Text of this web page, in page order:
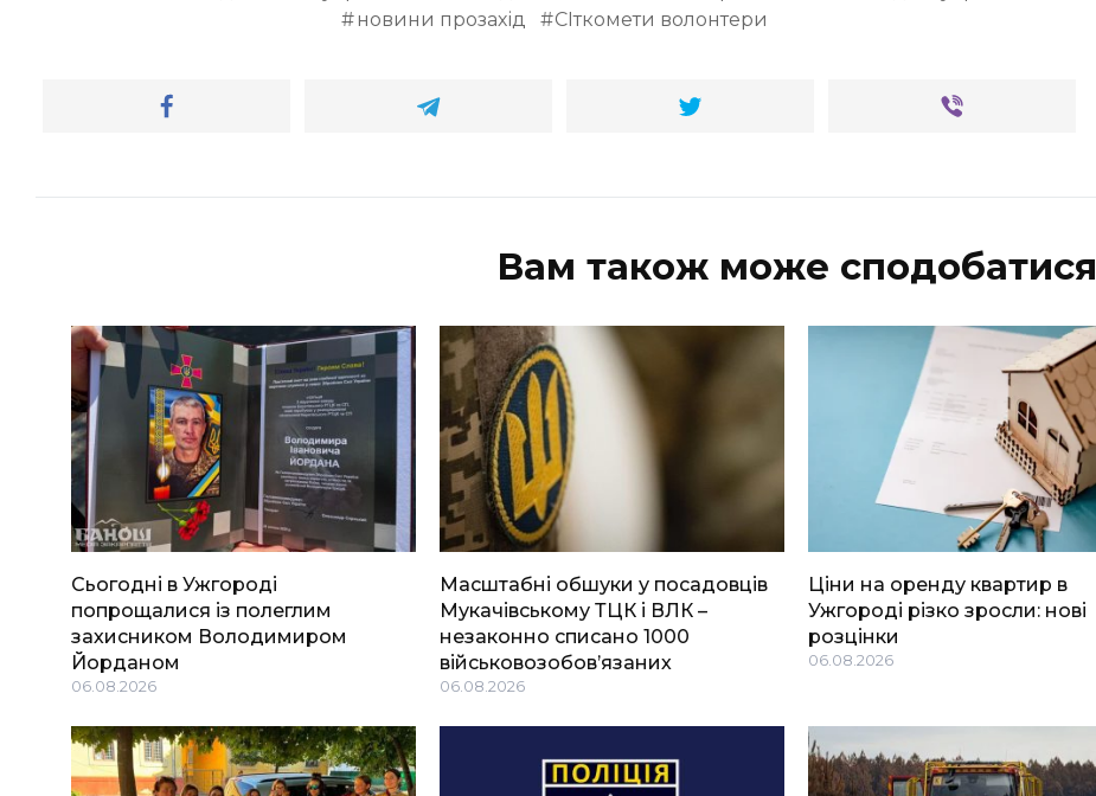
новини прозахід
СІткомети волонтери
Вам також може сподобатися
Сьогодні в Ужгороді
попрощалися із полеглим
захисником Володимиром
Йорданом
06.08.2026
Масштабні обшуки у посадовців
Мукачівському ТЦК і ВЛК –
незаконно списано 1000
військовозобов’язаних
06.08.2026
Ціни на оренду квартир в
Ужгороді різко зросли: нові
розцінки
06.08.2026